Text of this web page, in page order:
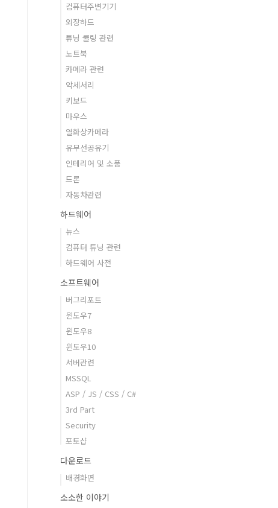
컴퓨터주변기기
외장하드
튜닝 쿨링 관련
노트북
카메라 관련
악세서리
키보드
마우스
열화상카메라
유무선공유기
인테리어 및 소품
드론
자동차관련
하드웨어
뉴스
컴퓨터 튜닝 관련
하드웨어 사전
소프트웨어
버그리포트
윈도우7
윈도우8
윈도우10
서버관련
MSSQL
ASP / JS / CSS / C#
3rd Part
Security
포토샵
다운로드
배경화면
소소한 이야기